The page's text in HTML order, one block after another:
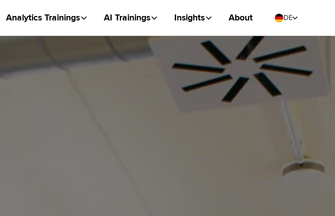
Analytics Trainings AI Trainings Insights About DE